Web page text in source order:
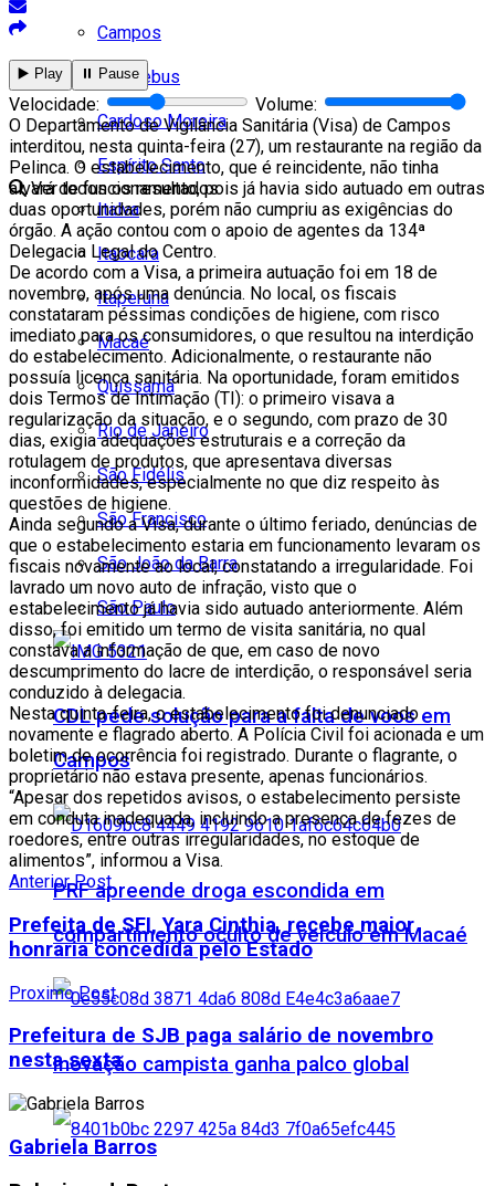
Campos
Carapebus
Cardoso Moreira
Espírito Santo
Italva
Itaocara
Itaperuna
Macaé
Quissamã
Rio de Janeiro
São Fidélis
São Francisco
São João da Barra
São Paulo
CDL pede solução para a falta de voos em
Campos
PRF apreende droga escondida em
compartimento oculto de veículo em Macaé
Inovação campista ganha palco global
Nenhum resultado
Ver todos os resultados
▶️ Play ⏸️ Pause
Velocidade:
Volume:
O Departamento de Vigilância Sanitária (Visa) de Campos
interditou, nesta quinta-feira (27), um restaurante na região da
Pelinca. O estabelecimento, que é reincidente, não tinha
alvará de funcionamento, pois já havia sido autuado em outras
duas oportunidades, porém não cumpriu as exigências do
órgão. A ação contou com o apoio de agentes da 134ª
Delegacia Legal do Centro.
De acordo com a Visa, a primeira autuação foi em 18 de
novembro, após uma denúncia. No local, os fiscais
constataram péssimas condições de higiene, com risco
imediato para os consumidores, o que resultou na interdição
do estabelecimento. Adicionalmente, o restaurante não
possuía licença sanitária. Na oportunidade, foram emitidos
dois Termos de Intimação (TI): o primeiro visava a
regularização da situação, e o segundo, com prazo de 30
dias, exigia adequações estruturais e a correção da
rotulagem de produtos, que apresentava diversas
inconformidades, especialmente no que diz respeito às
questões de higiene.
Ainda segundo a Visa, durante o último feriado, denúncias de
que o estabelecimento estaria em funcionamento levaram os
fiscais novamente ao local, constatando a irregularidade. Foi
lavrado um novo auto de infração, visto que o
estabelecimento já havia sido autuado anteriormente. Além
disso, foi emitido um termo de visita sanitária, no qual
constava a informação de que, em caso de novo
descumprimento do lacre de interdição, o responsável seria
conduzido à delegacia.
Nesta quinta-feira, o estabelecimento foi denunciado
novamente e flagrado aberto. A Polícia Civil foi acionada e um
boletim de ocorrência foi registrado. Durante o flagrante, o
proprietário não estava presente, apenas funcionários.
“Apesar dos repetidos avisos, o estabelecimento persiste
em conduta inadequada, incluindo a presença de fezes de
roedores, entre outras irregularidades, no estoque de
alimentos”, informou a Visa.
Anterior Post
Prefeita de SFI, Yara Cinthia, recebe maior
honraria concedida pelo Estado
Proximo Post
Prefeitura de SJB paga salário de novembro
nesta sexta
Gabriela Barros